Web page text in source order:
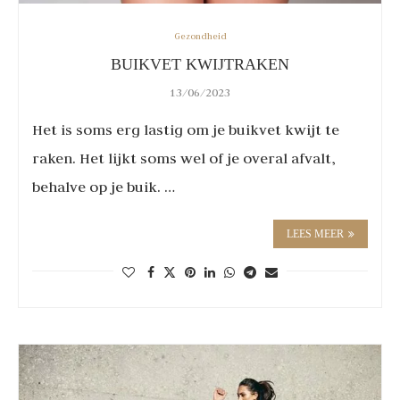
Gezondheid
BUIKVET KWIJTRAKEN
13/06/2023
Het is soms erg lastig om je buikvet kwijt te
raken. Het lijkt soms wel of je overal afvalt,
behalve op je buik. …
LEES MEER